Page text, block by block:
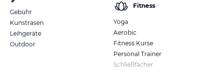
Gebühr
Kunstrasen
Leihgeräte
Outdoor
Fitness
Yoga
Aerobic
Fitness Kurse
Personal Trainer
Schließfächer